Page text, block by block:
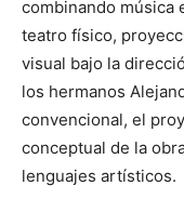
combinando música
teatro físico,
visual bajo la
los hermanos
convencional, el
conceptual de la
lenguajes artísticos.